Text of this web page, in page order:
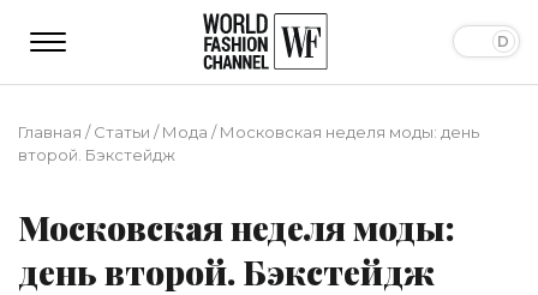
Главная /Статьи /Мода /Московская неделя моды: день
второй. Бэкстейдж
Московская неделя моды:
день второй. Бэкстейдж